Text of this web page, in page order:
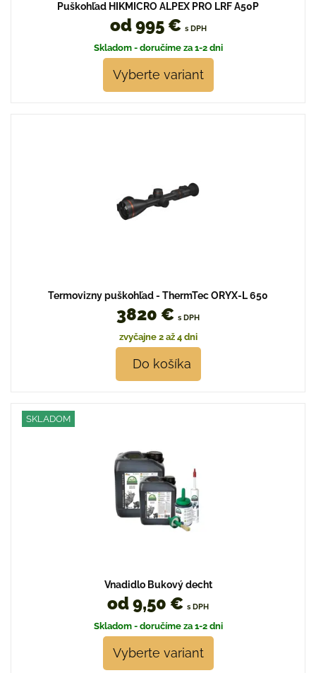
Puškohľad HIKMICRO ALPEX PRO LRF A50P
od 995 € s DPH
Skladom - doručíme za 1-2 dni
Vyberte variant
Termovizny puškohľad - ThermTec ORYX-L 650
3820 € s DPH
zvyčajne 2 až 4 dni
Do košíka
SKLADOM
Vnadidlo Bukový decht
od 9,50 € s DPH
Skladom - doručíme za 1-2 dni
Vyberte variant